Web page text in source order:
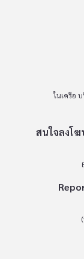
ในเครือ
สนใจลงโ